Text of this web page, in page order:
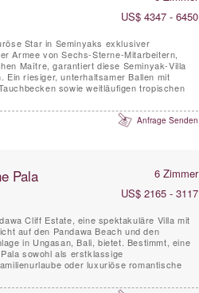
US$ 4347 - 6450
Star in Seminyaks exklusiver
Armee von Sechs-Sterne-Mitarbeitern,
Maître, garantiert diese Seminyak-Villa
Ein riesiger, unterhaltsamer Ballen mit
sowie weitläufigen tropischen
Anfrage Senden
Pala 6 Zimmer
US$ 2165 - 3117
Cliff Estate, eine spektakuläre Villa mit
auf den Pandawa Beach und den
in Ungasan, Bali, bietet. Bestimmt, eine
sowohl als erstklassige
oder luxuriöse romantische